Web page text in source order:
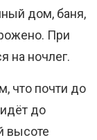
дом, баня,
При
на ночлег.
что почти до
до
высоте